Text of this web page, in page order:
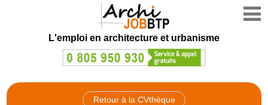
L'emploi en architecture et urbanisme
Retour à la CVthèque